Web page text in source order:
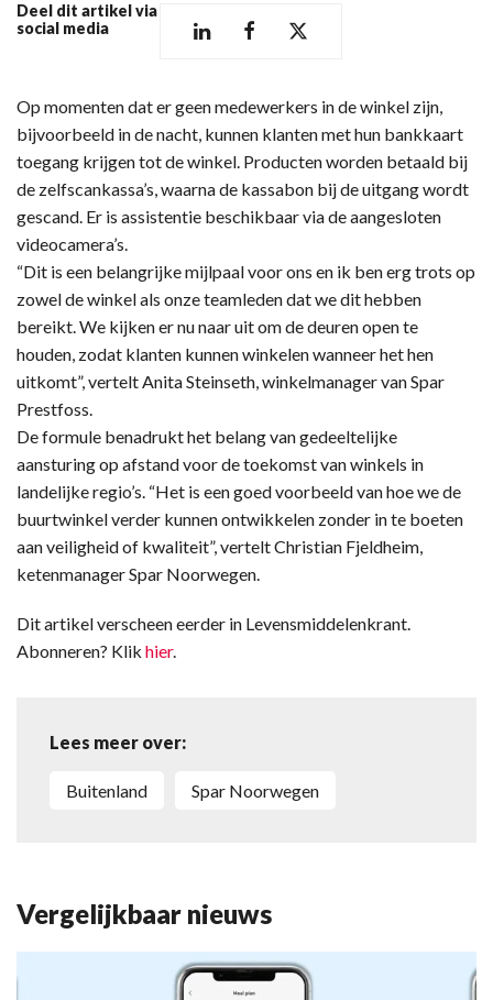
Deel dit artikel via
social media
Op momenten dat er geen medewerkers in de winkel zijn,
bijvoorbeeld in de nacht, kunnen klanten met hun bankkaart
toegang krijgen tot de winkel. Producten worden betaald bij
de zelfscankassa’s, waarna de kassabon bij de uitgang wordt
gescand. Er is assistentie beschikbaar via de aangesloten
videocamera’s.
“Dit is een belangrijke mijlpaal voor ons en ik ben erg trots op
zowel de winkel als onze teamleden dat we dit hebben
bereikt. We kijken er nu naar uit om de deuren open te
houden, zodat klanten kunnen winkelen wanneer het hen
uitkomt”, vertelt Anita Steinseth, winkelmanager van Spar
Prestfoss.
De formule benadrukt het belang van gedeeltelijke
aansturing op afstand voor de toekomst van winkels in
landelijke regio’s. “Het is een goed voorbeeld van hoe we de
buurtwinkel verder kunnen ontwikkelen zonder in te boeten
aan veiligheid of kwaliteit”, vertelt Christian Fjeldheim,
ketenmanager Spar Noorwegen.
Dit artikel verscheen eerder in Levensmiddelenkrant.
Abonneren? Klik hier.
Lees meer over:
Buitenland Spar Noorwegen
Vergelijkbaar nieuws